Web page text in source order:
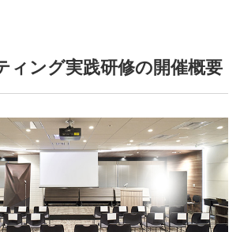
ィング実践研修の開催概要